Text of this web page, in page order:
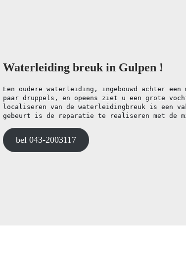
Waterleiding breuk in Gulpen !
Een oudere waterleiding, ingebouwd achter
paar druppels, en opeens ziet u een grote
localiseren van de waterleidingbreuk is een
gebeurt is de reparatie te realiseren met de
bel 043-2003117